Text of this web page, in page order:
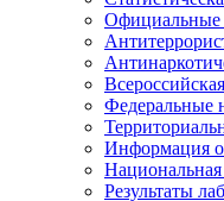
Официальные
Федеральные
Информация
Результаты